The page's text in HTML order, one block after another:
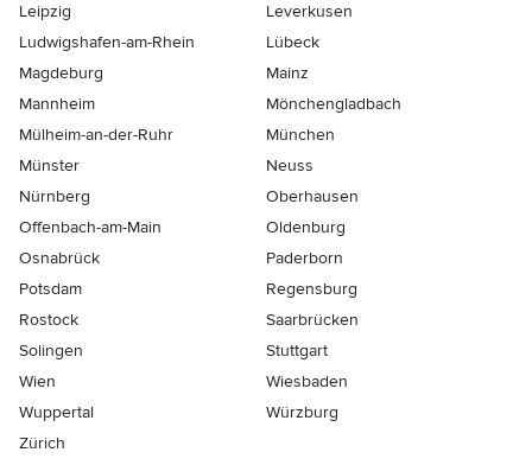
Leipzig
Leverkusen
Ludwigshafen-am-Rhein
Lübeck
Magdeburg
Mainz
Mannheim
Mönchen­gladbach
Mülheim-an-der-Ruhr
München
Münster
Neuss
Nürnberg
Oberhausen
Offenbach-am-Main
Oldenburg
Osnabrück
Paderborn
Potsdam
Regensburg
Rostock
Saarbrücken
Solingen
Stuttgart
Wien
Wiesbaden
Wuppertal
Würzburg
Zürich